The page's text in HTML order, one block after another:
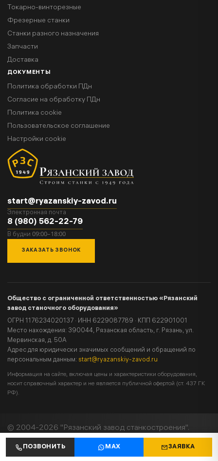
start@ryazanskiy-zavod.ru
Электронная почта
8 (980) 562-22-79
В будни 09:00–18:00
ЗАКАЗАТЬ ЗВОНОК
Токарно-винторезные
Фрезерные станки
Станки разного назначения
Запчасти
Доставка
ДОКУМЕНТЫ
Политика обработки ПДн
Согласие на обработку ПДн
Политика cookie
Пользовательское соглашение
Настройки cookie
Общество с ограниченной ответственностью «Рязанский
завод станочного оборудования»
ОГРН 1176234020137 · ИНН 6229087789 · КПП 622901001
Место нахождения: 390044, Рязанская область, г. Рязань, ул.
Мервинская, д. 50А
Адрес для юридически значимых сообщений и обращений по
персональным данным: start@ryazanskiy-zavod.ru
Информация на сайте, включая цены и характеристики оборудования,
носит справочный характер и не является публичной офертой (ст. 437 ГК
РФ).
© 2004-2026 "Рязанский завод станкостроения".
Все права защищены.
Политика конфиденциальности
ПОЗВОНИТЬ MAX ЗАЯВКА